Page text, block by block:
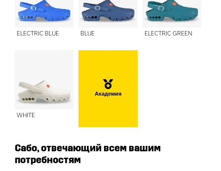
ELECTRIC BLUE BLUE ELECTRIC GREEN
WHITE
Академия
Сабо, отвечающий всем вашим
потребностям